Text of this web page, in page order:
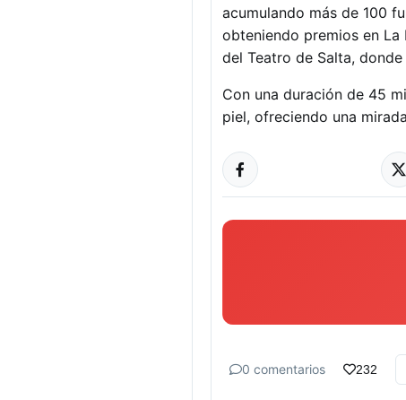
acumulando más de 100
obteniendo premios en La
del Teatro de Salta,
Con una duración de 45
piel, ofreciendo una
0 comentarios 232